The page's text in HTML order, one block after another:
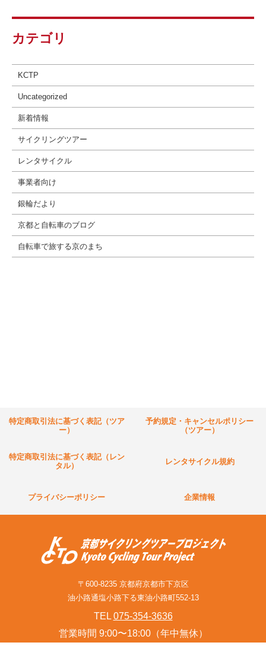
カテゴリ
KCTP
Uncategorized
新着情報
サイクリングツアー
レンタサイクル
事業者向け
銀輪だより
京都と自転車のブログ
自転車で旅する京のまち
特定商取引法に基づく表記（ツア
ー）
予約規定・キャンセルポリシー
（ツアー）
特定商取引法に基づく表記（レン
タル）
レンタサイクル規約
プライバシーポリシー 企業情報
〒600-8235 京都府京都市下京区
油小路通塩小路下る東油小路町552-13
TEL 075-354-3636
営業時間 9:00〜18:00（年中無休）